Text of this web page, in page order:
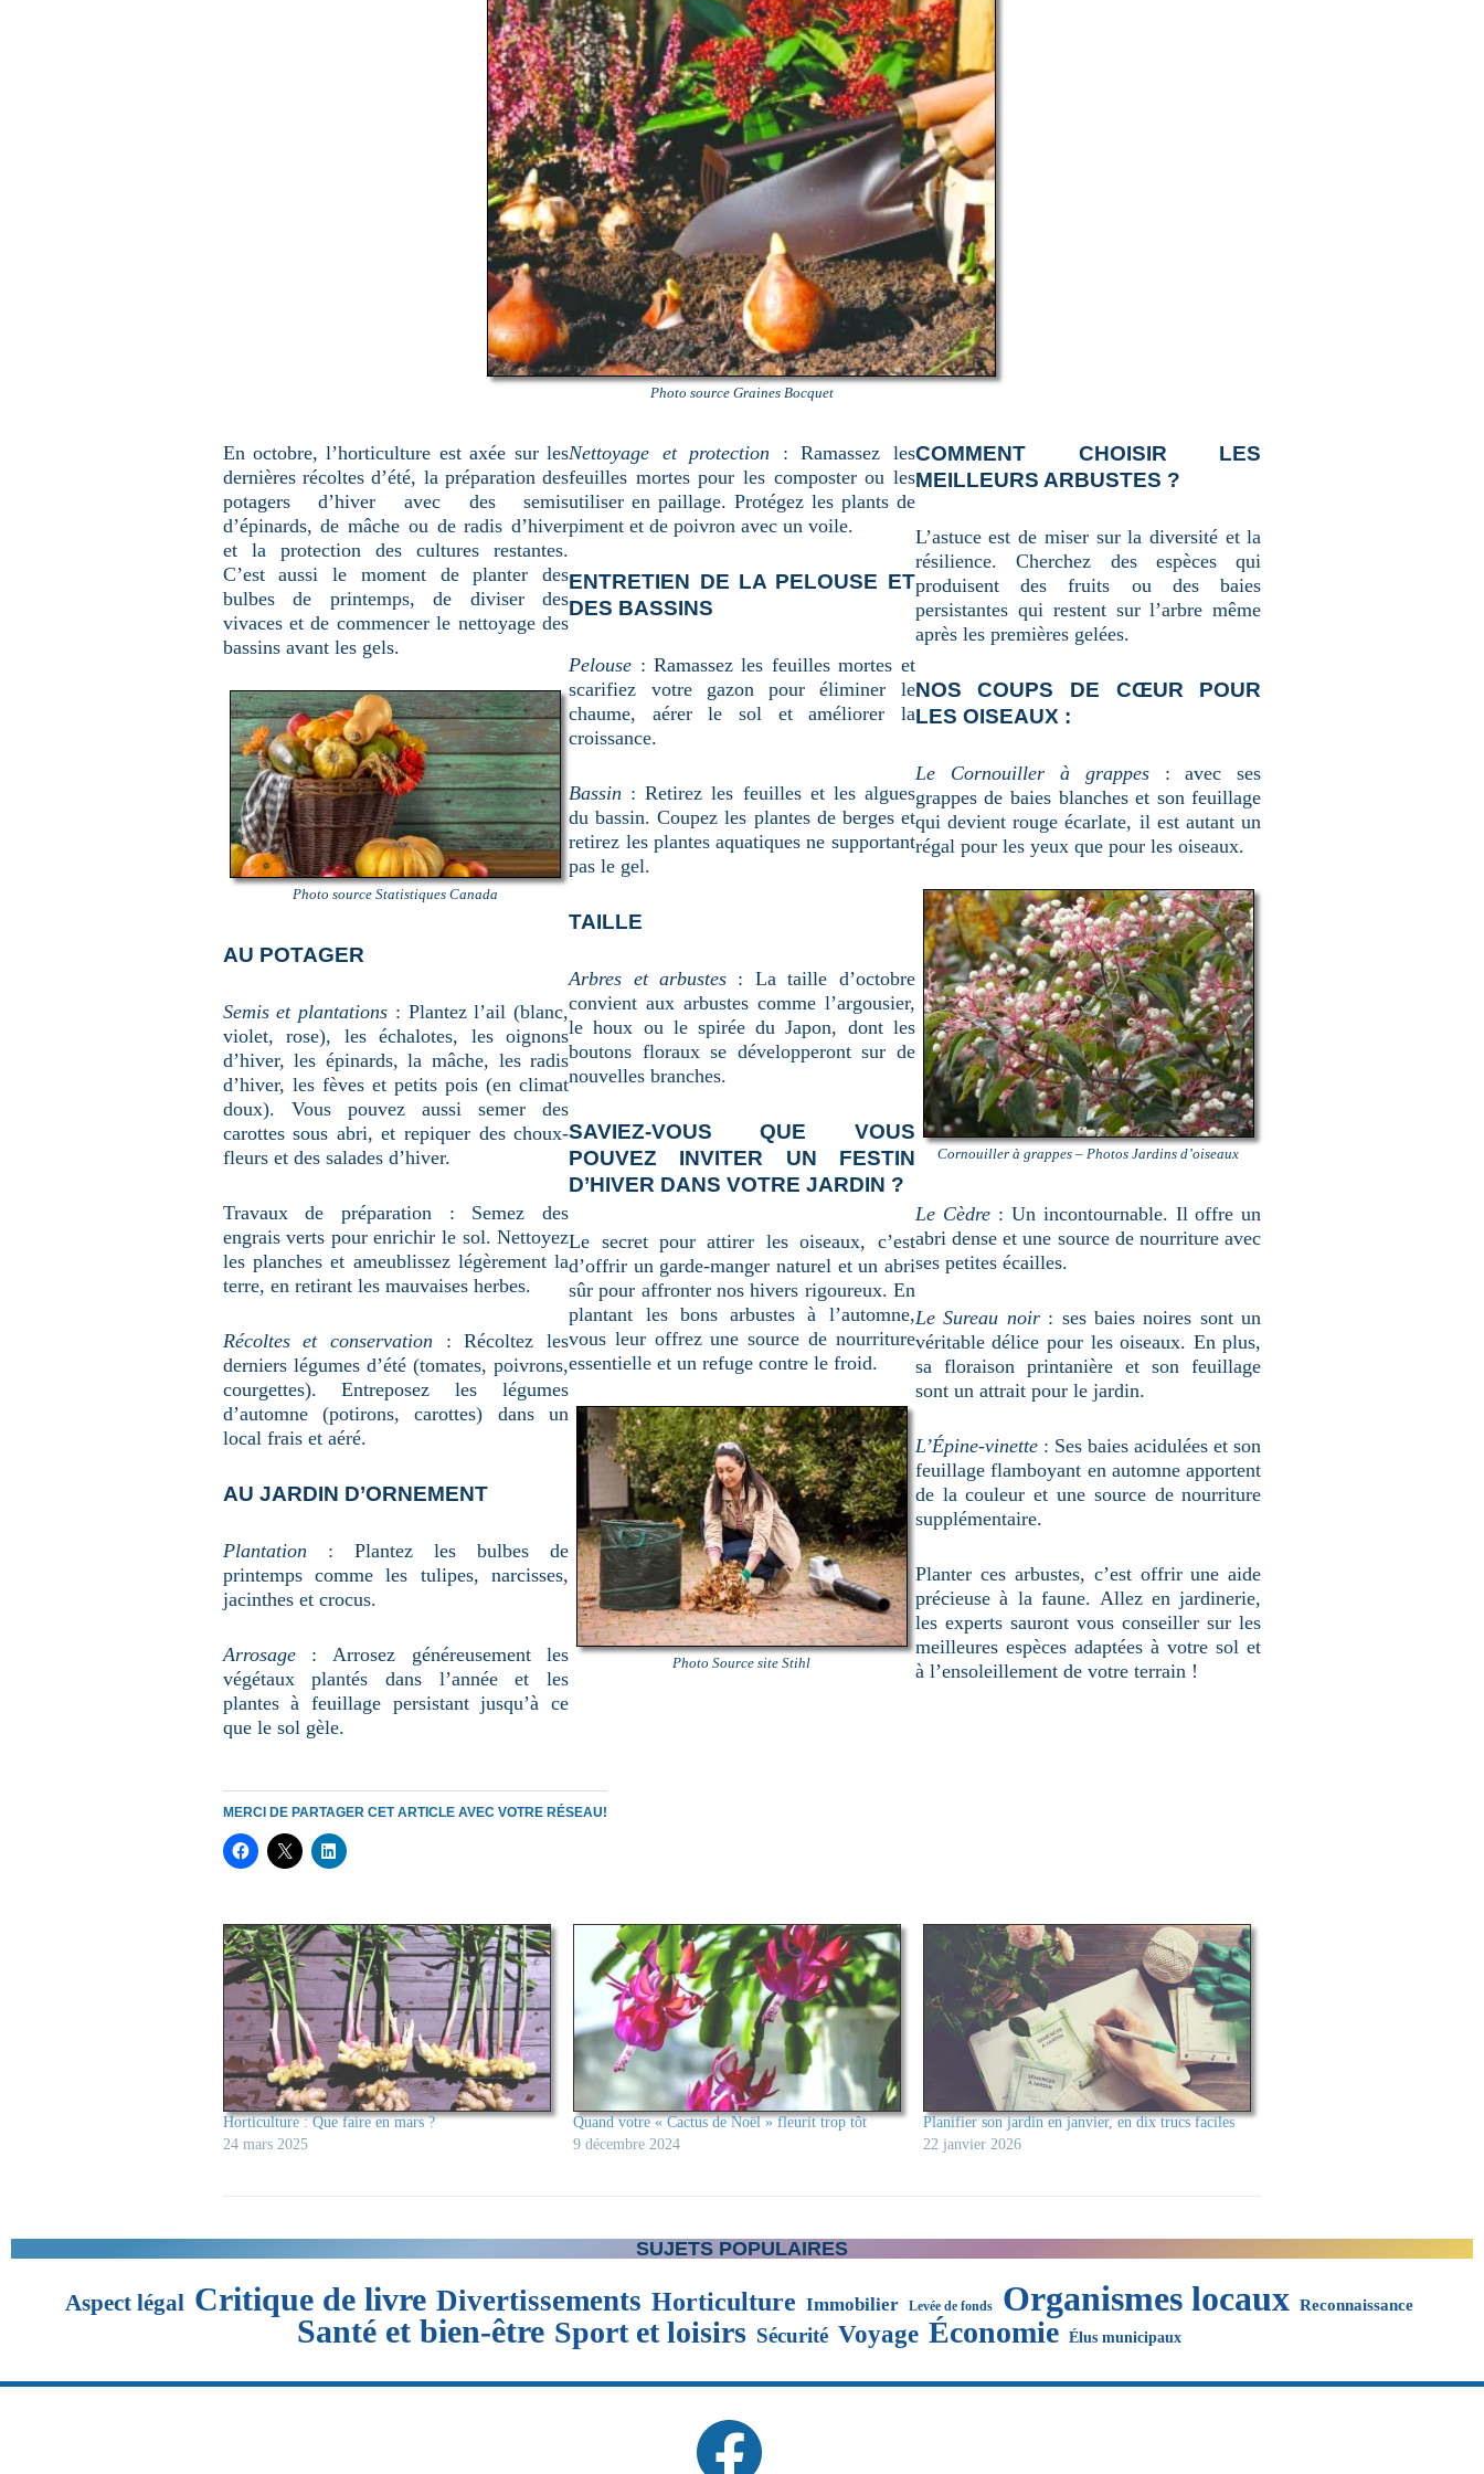
Photo source Graines Bocquet
En octobre, l’horticulture est axée sur les
dernières récoltes d’été, la préparation des
potagers d’hiver avec des semis
d’épinards, de mâche ou de radis d’hiver
et la protection des cultures restantes.
C’est aussi le moment de planter des
bulbes de printemps, de diviser des
vivaces et de commencer le nettoyage des
bassins avant les gels.
Photo source Statistiques Canada
AU POTAGER
Semis et plantations : Plantez l’ail (blanc,
violet, rose), les échalotes, les oignons
d’hiver, les épinards, la mâche, les radis
d’hiver, les fèves et petits pois (en climat
doux). Vous pouvez aussi semer des
carottes sous abri, et repiquer des choux-
fleurs et des salades d’hiver.
Travaux de préparation : Semez des
engrais verts pour enrichir le sol. Nettoyez
les planches et ameublissez légèrement la
terre, en retirant les mauvaises herbes.
Récoltes et conservation : Récoltez les
derniers légumes d’été (tomates, poivrons,
courgettes). Entreposez les légumes
d’automne (potirons, carottes) dans un
local frais et aéré.
AU JARDIN D’ORNEMENT
Plantation : Plantez les bulbes de
printemps comme les tulipes, narcisses,
jacinthes et crocus.
Arrosage: Arrosez généreusement les
végétaux plantés dans l’année et les
plantes à feuillage persistant jusqu’à ce
que le sol gèle.
Nettoyage et protection : Ramassez les
feuilles mortes pour les composter ou les
utiliser en paillage. Protégez les plants de
piment et de poivron avec un voile.
ENTRETIEN DE LA PELOUSE ET
DES BASSINS
Pelouse : Ramassez les feuilles mortes et
scarifiez votre gazon pour éliminer le
chaume, aérer le sol et améliorer la
croissance.
Bassin : Retirez les feuilles et les algues
du bassin. Coupez les plantes de berges et
retirez les plantes aquatiques ne supportant
pas le gel.
TAILLE
Arbres et arbustes : La taille d’octobre
convient aux arbustes comme l’argousier,
le houx ou le spirée du Japon, dont les
boutons floraux se développeront sur de
nouvelles branches.
SAVIEZ-VOUS QUE VOUS
POUVEZ INVITER UN FESTIN
D’HIVER DANS VOTRE JARDIN ?
Le secret pour attirer les oiseaux, c’est
d’offrir un garde-manger naturel et un abri
sûr pour affronter nos hivers rigoureux. En
plantant les bons arbustes à l’automne,
vous leur offrez une source de nourriture
essentielle et un refuge contre le froid.
Photo Source site Stihl
COMMENT CHOISIR LES
MEILLEURS ARBUSTES ?
L’astuce est de miser sur la diversité et la
résilience. Cherchez des espèces qui
produisent des fruits ou des baies
persistantes qui restent sur l’arbre même
après les premières gelées.
NOS COUPS DE CŒUR POUR
LES OISEAUX :
Le Cornouiller à grappes: avec ses
grappes de baies blanches et son feuillage
qui devient rouge écarlate, il est autant un
régal pour les yeux que pour les oiseaux.
Cornouiller à grappes – Photos Jardins d’oiseaux
Le Cèdre: Un incontournable. Il offre un
abri dense et une source de nourriture avec
ses petites écailles.
Le Sureau noir: ses baies noires sont un
véritable délice pour les oiseaux. En plus,
sa floraison printanière et son feuillage
sont un attrait pour le jardin.
L’Épine-vinette: Ses baies acidulées et son
feuillage flamboyant en automne apportent
de la couleur et une source de nourriture
supplémentaire.
Planter ces arbustes, c’est offrir une aide
précieuse à la faune. Allez en jardinerie,
les experts sauront vous conseiller sur les
meilleures espèces adaptées à votre sol et
à l’ensoleillement de votre terrain !
MERCI DE PARTAGER CET ARTICLE AVEC VOTRE RÉSEAU!
Horticulture : Que faire en mars ?
24 mars 2025
Quand votre « Cactus de Noël » fleurit trop tôt
9 décembre 2024
Planifier son jardin en janvier, en dix trucs faciles
22 janvier 2026
SUJETS POPULAIRES
Aspect légal Critique de livre Divertissements Horticulture Immobilier Levée de fonds Organismes locaux Reconnaissance
Santé et bien-être Sport et loisirs Sécurité Voyage Économie Élus municipaux